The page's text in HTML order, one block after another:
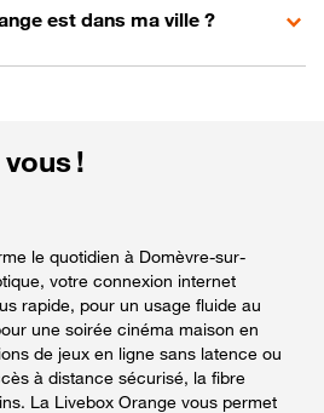
est dans ma ville ?
!
le quotidien à Domèvre-sur-
votre connexion internet
rapide, pour un usage fluide au
une soirée cinéma maison en
de jeux en ligne sans latence ou
à distance sécurisé, la fibre
La Livebox Orange vous permet